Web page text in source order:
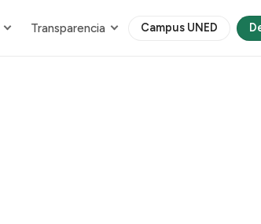
Transparencia Campus UNED